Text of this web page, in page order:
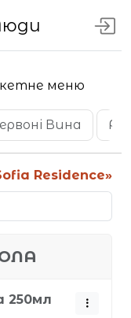
меню
Вина
Residence»
250мл